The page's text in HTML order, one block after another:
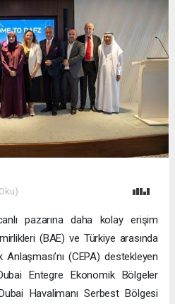
pazarına daha kolay erişim
(BAE) ve Türkiye arasında
(CEPA) destekleyen
Entegre Ekonomik Bölgeler
Havalimanı Serbest Bölgesi